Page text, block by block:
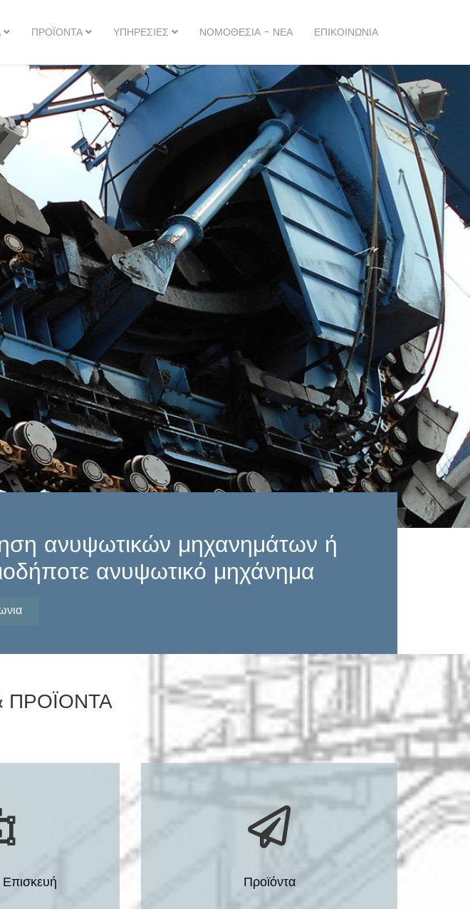
ΠΡΟΪΌΝΤΑ ΥΠΗΡΕΣΊΕΣ ΝΟΜΟΘΕΣΊΑ - ΝΈΑ ΕΠΙΚΟΙΝΩΝΊΑ
ανυψωτικών μηχανημάτων ή
ανυψωτικό μηχάνημα
ΠΡΟΪΟΝΤΑ
Προϊόντα